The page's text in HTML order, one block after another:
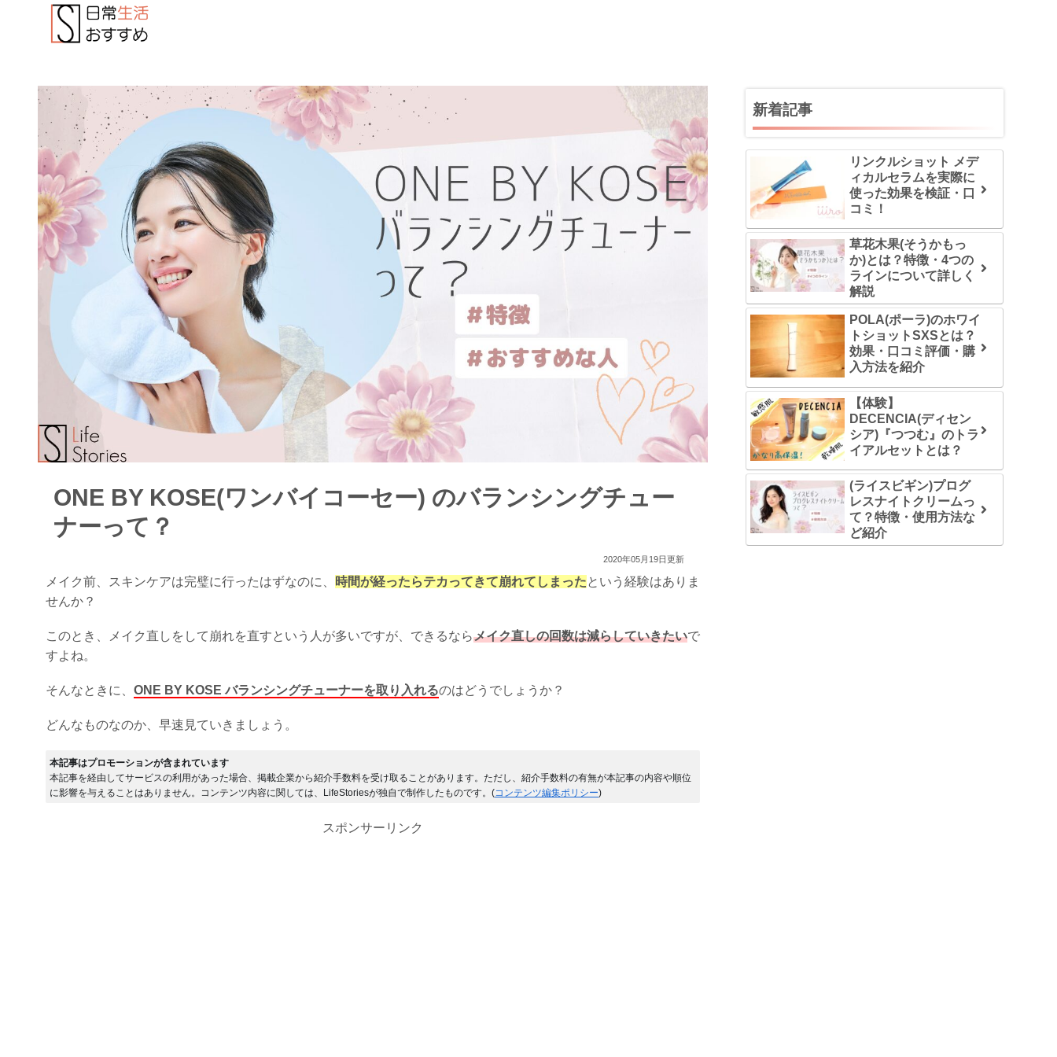
ONE BY KOSE(ワンバイコーセー) のバランシングチュー
ナーって？
2020年05月19日更新
メイク前、スキンケアは完璧に行ったはずなのに、 時間が経ったらテカってきて崩れてしまったという経験はありま
せんか？
このとき、メイク直しをして崩れを直すという人が多いですが、できるならメイク直しの回数は減らしていきたいで
すよね。
そんなときに、 ONE BY KOSE バランシングチューナーを取り入れるのはどうでしょうか？
どんなものなのか、早速見ていきましょう。
本記事はプロモーションが含まれています
本記事を経由してサービスの利用があった場合、掲載企業から紹介手数料を受け取ることがあります。ただし、紹介手数料の有無が本記事の内容や順位
に影響を与えることはありません。コンテンツ内容に関しては、LifeStoriesが独自で制作したものです。(コンテンツ編集ポリシー)
スポンサーリンク
新着記事
リンクルショット メデ
ィカルセラムを実際に
使った効果を検証・口
コミ！
草花木果(そうかもっ
か)とは？特徴・4つの
ラインについて詳しく
解説
POLA(ポーラ)のホワイ
トショットSXSとは？
効果・口コミ評価・購
入方法を紹介
【体験】
DECENCIA(ディセン
シア)『つつむ』のトラ
イアルセットとは？
(ライスビギン)プログ
レスナイトクリームっ
て？特徴・使用方法な
ど紹介